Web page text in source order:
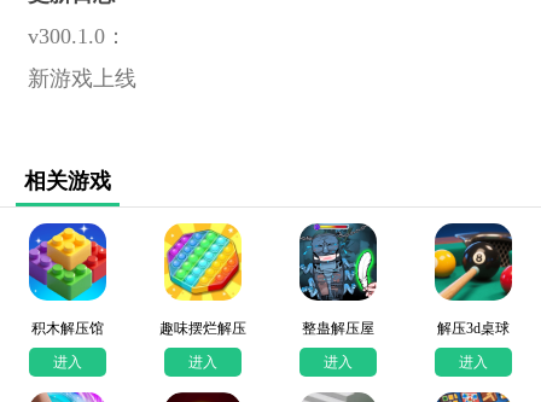
v300.1.0：
新游戏上线
相关游戏
积木解压馆
进入
趣味摆烂解压
进入
整蛊解压屋
进入
解压3d桌球
进入